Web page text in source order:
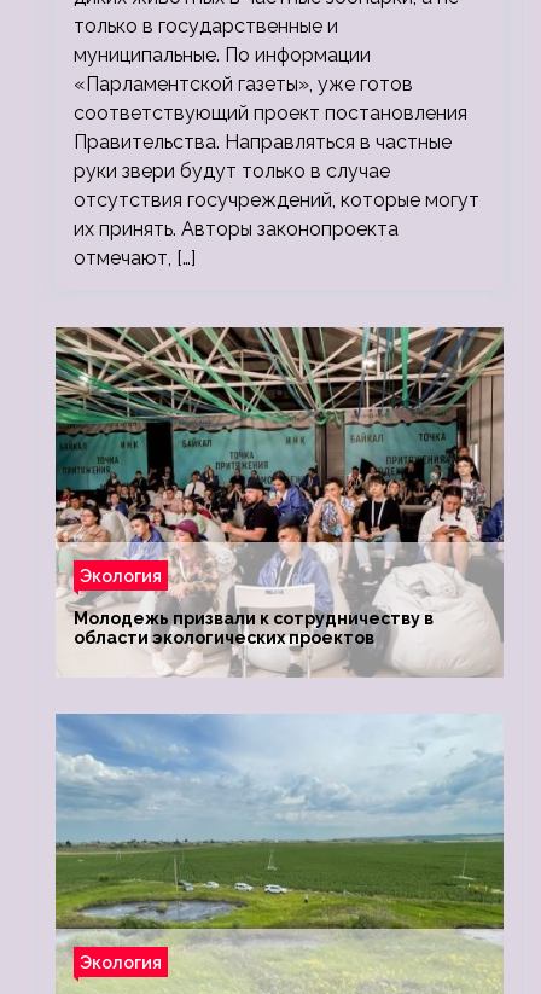
только в государственные и
муниципальные. По информации
«Парламентской газеты», уже готов
соответствующий проект постановления
Правительства. Направляться в частные
руки звери будут только в случае
отсутствия госучреждений, которые могут
их принять. Авторы законопроекта
отмечают, […]
Экология
Молодежь призвали к сотрудничеству в
области экологических проектов
Экология